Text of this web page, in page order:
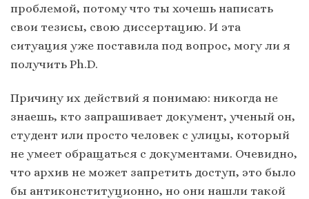
проблемой, потому что ты хочешь написать
свои тезисы, свою диссертацию. И эта
ситуация уже поставила под вопрос, могу ли я
получить Ph.D.
Причину их действий я понимаю: никогда не
знаешь, кто запрашивает документ, ученый он,
студент или просто человек с улицы, который
не умеет обращаться с документами. Очевидно,
что архив не может запретить доступ, это было
бы антиконституционно, но они нашли такой